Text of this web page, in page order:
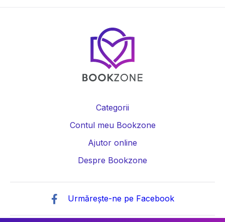
Categorii
Contul meu Bookzone
Ajutor online
Despre Bookzone
Urmărește-ne pe Facebook